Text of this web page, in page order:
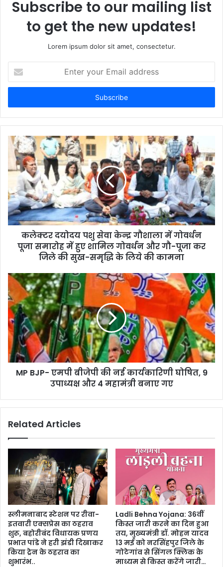
Subscribe to our mailing list
to get the new updates!
Lorem ipsum dolor sit amet, consectetur.
t
r
y
u
m
i
l
a
d
s
कलेक्टर दयोदय पशु सेवा केन्द्र गौशाला में गोवर्धन
पूजा समारोह में हुए शामिल गोवर्धन और गौ-पूजा कर
जिले की सुख-समृद्धि के लिये की कामना
MP BJP- एमपी बीजेपी की नई कार्यकारिणी घोषित, 9
उपाध्यक्ष और 4 महामंत्री बनाए गए
Related Articles
स्लीमनाबाद स्टेशन पर रीवा-
इतवारी एक्सप्रेस का ठहराव
शुरू, बहोरीबंद विधायक प्रणय
प्रभात पांडे ने हरी झंडी दिखाकर
किया ट्रेन के ठहराव का
शुभारंभ..
Ladli Behna Yojana: 36वीं
किस्त जारी करने का दिन हुआ
तय, मुख्यमंत्री डॉ. मोहन यादव
13 मई को नरसिंहपुर जिले के
गोटेगांव से सिंगल क्लिक के
माध्यम से किस्त करेंगे जारी…